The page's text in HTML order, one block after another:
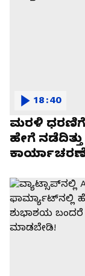
ಮರಳಿ
ಹೇಗೆ
18:40